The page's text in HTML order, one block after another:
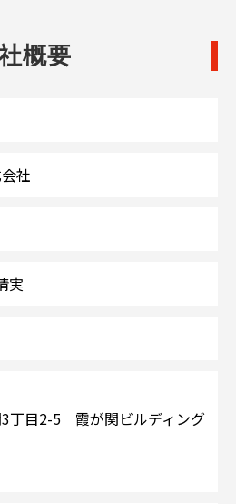
概要
社
実
丁目2-5 霞が関ビルディング